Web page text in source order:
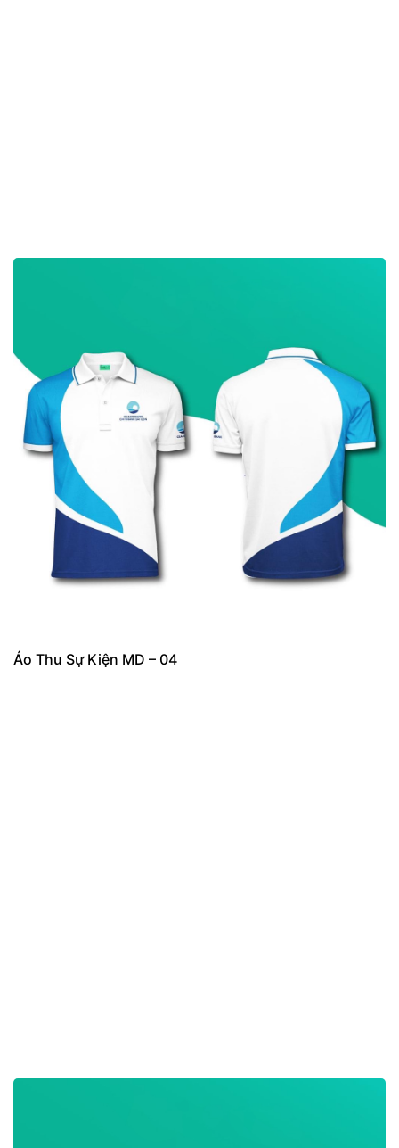
Áo Thu Sự Kiện MD – 04